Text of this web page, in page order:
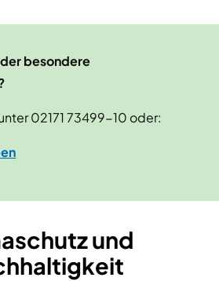
besondere
02171 73499-10 oder:
und